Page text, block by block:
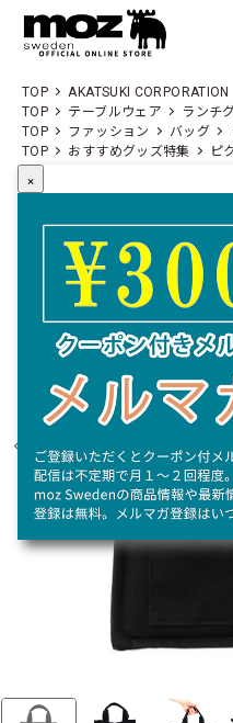
TOP
AKATSUKI CORPORATION
TOP
テーブルウェア ランチ
TOP
ファッション バッグ
TOP
おすすめグッズ特集 ピ
×